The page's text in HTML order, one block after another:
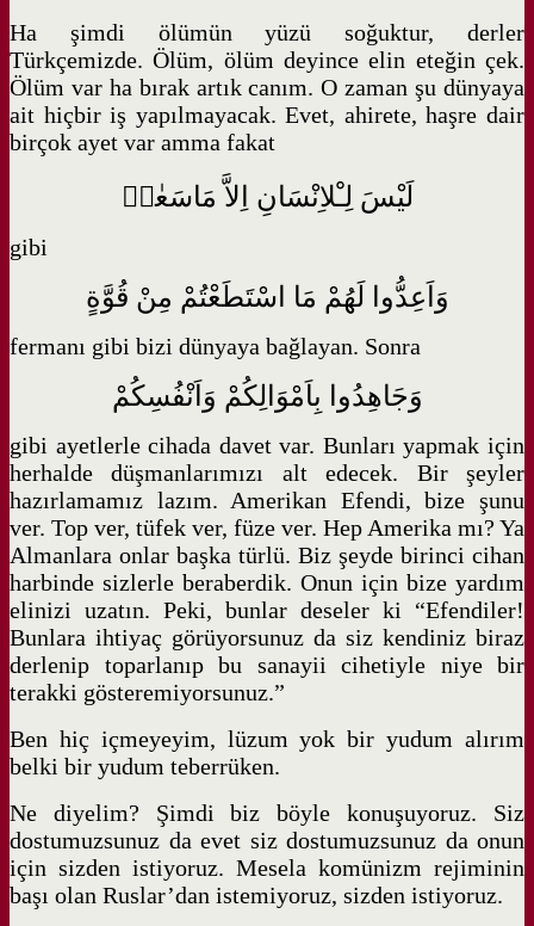
Ha şimdi ölümün yüzü soğuktur, derler
Türkçemizde. Ölüm, ölüm deyince elin eteğin çek.
Ölüm var ha bırak artık canım. O zaman şu dünyaya
ait hiçbir iş yapılmayacak. Evet, ahirete, haşre dair
birçok ayet var amma fakat
لَيْسَ لِـْلاِنْسَانِ اِلاَّ مَاسَعٰىۙ
gibi
وَاَعِدُّوا لَهُمْ مَا اسْتَطَعْتُمْ مِنْ قُوَّةٍ
fermanı gibi bizi dünyaya bağlayan. Sonra
وَجَاهِدُوا بِاَمْوَالِكُمْ وَاَنْفُسِكُمْ
gibi ayetlerle cihada davet var. Bunları yapmak için
herhalde düşmanlarımızı alt edecek. Bir şeyler
hazırlamamız lazım. Amerikan Efendi, bize şunu
ver. Top ver, tüfek ver, füze ver. Hep Amerika mı? Ya
Almanlara onlar başka türlü. Biz şeyde birinci cihan
harbinde sizlerle beraberdik. Onun için bize yardım
elinizi uzatın. Peki, bunlar deseler ki “Efendiler!
Bunlara ihtiyaç görüyorsunuz da siz kendiniz biraz
derlenip toparlanıp bu sanayii cihetiyle niye bir
terakki gösteremiyorsunuz.”
Ben hiç içmeyeyim, lüzum yok bir yudum alırım
belki bir yudum teberrüken.
Ne diyelim? Şimdi biz böyle konuşuyoruz. Siz
dostumuzsunuz da evet siz dostumuzsunuz da onun
için sizden istiyoruz. Mesela komünizm rejiminin
başı olan Ruslar’dan istemiyoruz, sizden istiyoruz.